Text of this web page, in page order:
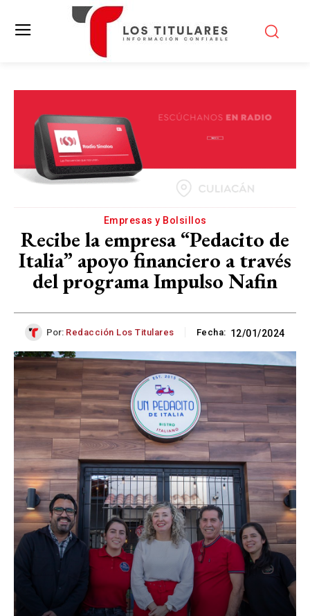
Empresas y Bolsillos
Recibe la empresa “Pedacito de
Italia” apoyo financiero a través
del programa Impulso Nafin
Por: Redacción Los Titulares Fecha: 12/01/2024